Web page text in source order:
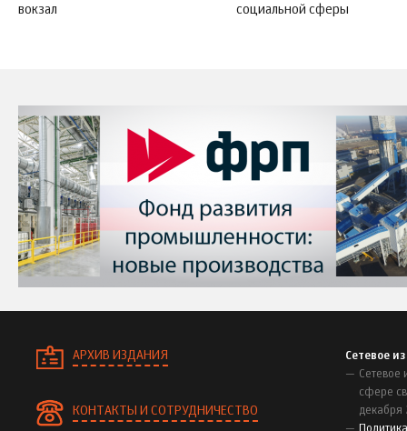
вокзал
социальной сферы
АРХИВ ИЗДАНИЯ
КОНТАКТЫ И СОТРУДНИЧЕСТВО
Сетевое
Сетевое
сфере
декабря